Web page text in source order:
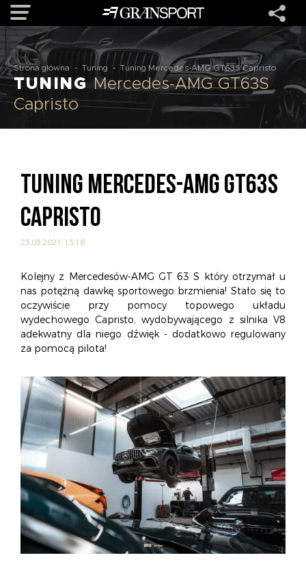
OFERTA
MARKI
O NAS
KONTAKT
O NAS OFERTA BLOG ZOSTAŃ PARTNEREM
Strona główna - Tuning - Tuning Mercedes-AMG GT63S Capristo
TUNING
Mercedes-AMG GT63S
Capristo
TUNING MERCEDES-AMG GT63S
CAPRISTO
23.03.2021 13:18
Kolejny z Mercedesów-AMG GT 63 S który otrzymał u
nas potężną dawkę sportowego brzmienia! Stało się to
oczywiście przy pomocy topowego układu
wydechowego Capristo, wydobywającego z silnika V8
adekwatny dla niego dźwięk - dodatkowo regulowany
za pomocą pilota!